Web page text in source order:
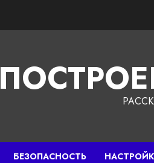
БЕЗОПАСНОСТЬ